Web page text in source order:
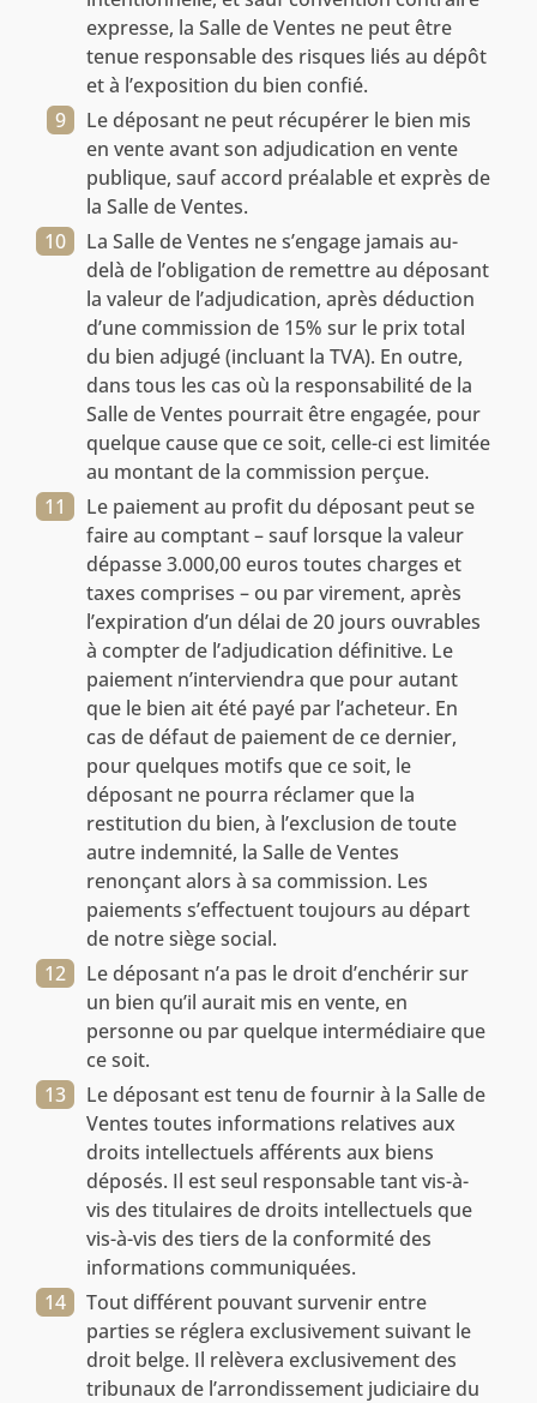
expresse, la Salle de Ventes ne peut être
tenue responsable des risques liés au dépôt
et à l’exposition du bien confié.
Le déposant ne peut récupérer le bien mis
en vente avant son adjudication en vente
publique, sauf accord préalable et exprès de
la Salle de Ventes.
La Salle de Ventes ne s’engage jamais au-
delà de l’obligation de remettre au déposant
la valeur de l’adjudication, après déduction
d’une commission de 15% sur le prix total
du bien adjugé (incluant la TVA). En outre,
dans tous les cas où la responsabilité de la
Salle de Ventes pourrait être engagée, pour
quelque cause que ce soit, celle-ci est limitée
au montant de la commission perçue.
Le paiement au profit du déposant peut se
faire au comptant – sauf lorsque la valeur
dépasse 3.000,00 euros toutes charges et
taxes comprises – ou par virement, après
l’expiration d’un délai de 20 jours ouvrables
à compter de l’adjudication définitive. Le
paiement n’interviendra que pour autant
que le bien ait été payé par l’acheteur. En
cas de défaut de paiement de ce dernier,
pour quelques motifs que ce soit, le
déposant ne pourra réclamer que la
restitution du bien, à l’exclusion de toute
autre indemnité, la Salle de Ventes
renonçant alors à sa commission. Les
paiements s’effectuent toujours au départ
de notre siège social.
Le déposant n’a pas le droit d’enchérir sur
un bien qu’il aurait mis en vente, en
personne ou par quelque intermédiaire que
ce soit.
Le déposant est tenu de fournir à la Salle de
Ventes toutes informations relatives aux
droits intellectuels afférents aux biens
déposés. Il est seul responsable tant vis-à-
vis des titulaires de droits intellectuels que
vis-à-vis des tiers de la conformité des
informations communiquées.
Tout différent pouvant survenir entre
parties se réglera exclusivement suivant le
droit belge. Il relèvera exclusivement des
tribunaux de l’arrondissement judiciaire du